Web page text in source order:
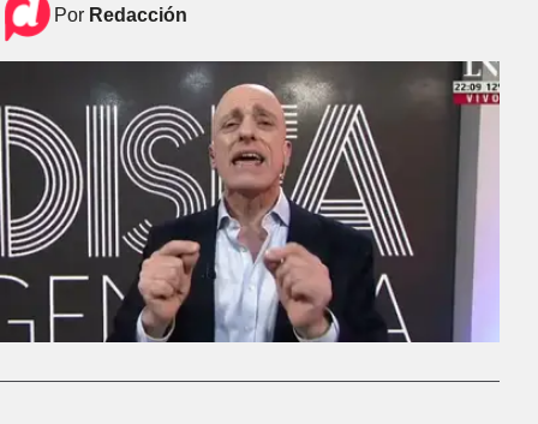
Por Redacción